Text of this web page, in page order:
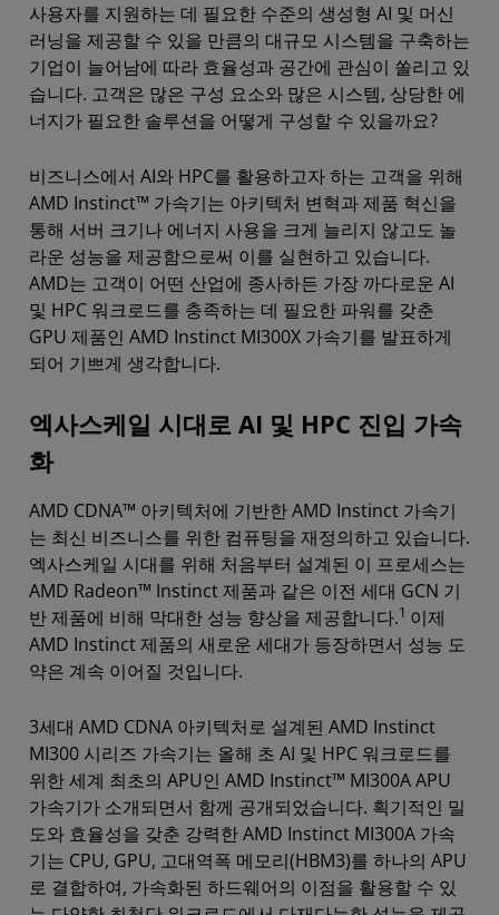
사용자를 지원하는 데 필요한 수준의 생성형 AI 및 머신
러닝을 제공할 수 있을 만큼의 대규모 시스템을 구축하는
기업이 늘어남에 따라 효율성과 공간에 관심이 쏠리고 있
습니다. 고객은 많은 구성 요소와 많은 시스템, 상당한 에
너지가 필요한 솔루션을 어떻게 구성할 수 있을까요?
비즈니스에서 AI와 HPC를 활용하고자 하는 고객을 위해
AMD Instinct™ 가속기는 아키텍처 변혁과 제품 혁신을
통해 서버 크기나 에너지 사용을 크게 늘리지 않고도 놀
라운 성능을 제공함으로써 이를 실현하고 있습니다.
AMD는 고객이 어떤 산업에 종사하든 가장 까다로운 AI
및 HPC 워크로드를 충족하는 데 필요한 파워를 갖춘
GPU 제품인 AMD Instinct MI300X 가속기를 발표하게
되어 기쁘게 생각합니다.
엑사스케일 시대로 AI 및 HPC 진입 가속
화
AMD CDNA™ 아키텍처에 기반한 AMD Instinct 가속기
는 최신 비즈니스를 위한 컴퓨팅을 재정의하고 있습니다.
엑사스케일 시대를 위해 처음부터 설계된 이 프로세스는
AMD Radeon™ Instinct 제품과 같은 이전 세대 GCN 기
반 제품에 비해 막대한 성능 향상을 제공합니다.1 이제
AMD Instinct 제품의 새로운 세대가 등장하면서 성능 도
약은 계속 이어질 것입니다.
3세대 AMD CDNA 아키텍처로 설계된 AMD Instinct
MI300 시리즈 가속기는 올해 초 AI 및 HPC 워크로드를
위한 세계 최초의 APU인 AMD Instinct™ MI300A APU
가속기가 소개되면서 함께 공개되었습니다. 획기적인 밀
도와 효율성을 갖춘 강력한 AMD Instinct MI300A 가속
기는 CPU, GPU, 고대역폭 메모리(HBM3)를 하나의 APU
로 결합하여, 가속화된 하드웨어의 이점을 활용할 수 있